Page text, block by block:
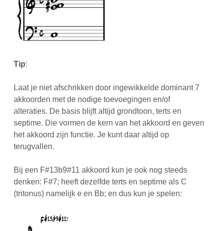
Tip:
Laat je niet afschrikken door ingewikkelde dominant 7
akkoorden met de nodige toevoegingen en/of
alteraties. De basis blijft altijd grondtoon, terts en
septime. Die vormen de kern van het akkoord en geven
het akkoord zijn functie. Je kunt daar altijd op
terugvallen.
Bij een F#13b9#11 akkoord kun je ook nog steeds
denken: F#7; heeft dezelfde terts en septime als C
(tritonus) namelijk e en Bb; en dus kun je spelen: